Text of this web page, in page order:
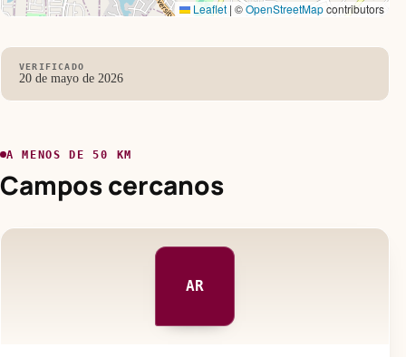
Leaflet | ©OpenStreetMapcontributors
VERIFICADO
20 de mayo de 2026
A MENOS DE 50 KM
Campos cercanos
AR